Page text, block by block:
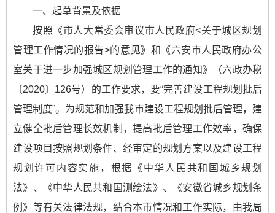
一、起草背景及依据
按照《市人大常委会审议市人民政府<关于城区规划
管理工作情况的报告>的意见》和《六安市人民政府办公
室关于进一步加强城区规划管理工作的通知》（六政办秘
〔2020〕126号）的工作要求，要“完善建设工程规划批后
管理制度”。为规范和加强我市建设工程规划批后管理，建
立健全批后管理长效机制，提高批后管理工作效率，确保
建设项目按照规划条件、经审定的规划方案以及建设工程
规划许可内容实施，根据《中华人民共和国城乡规划
法》、《中华人民共和国测绘法》、《安徽省城乡规划条
例》等有关法律法规，结合本市情况和工作实际，由我局